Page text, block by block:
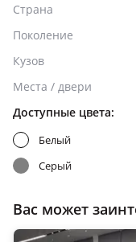
Страна
Поколение
Кузов
Места / двери
Доступные цвета:
Белый
Серый
Вас может